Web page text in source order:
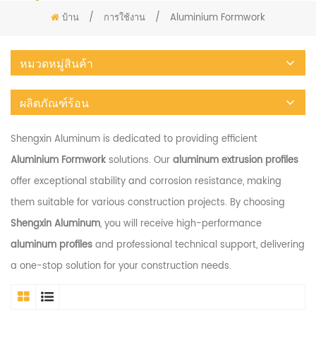
บ้าน / การใช้งาน / Aluminium Formwork
หมวดหมู่สินค้า
ผลิตภัณฑ์ร้อน
Shengxin Aluminum is dedicated to providing efficient
Aluminium Formworksolutions. Ouraluminum extrusion profiles
offer exceptional stability and corrosion resistance, making
them suitable for various construction projects. By choosing
Shengxin Aluminum, you will receive high-performance
aluminum profilesand professional technical support, delivering
a one-stop solution for your construction needs.